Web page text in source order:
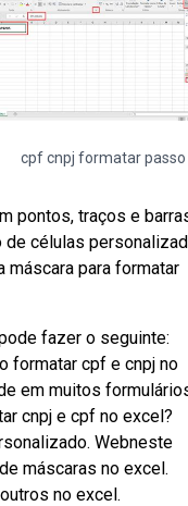
cpf cnpj formatar passo
pontos, traços e
células
máscara para formatar
fazer o seguinte:
formatar cpf e cnpj no
em muitos
cnpj e cpf no excel?
Webneste
máscaras no excel.
no excel.